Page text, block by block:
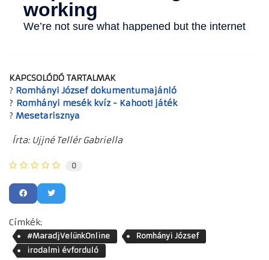
KAPCSOLÓDÓ TARTALMAK
? Romhányi József dokumentumajánló
? Romhányi mesék kvíz - Kahoot! játék
? Mesetarisznya
Írta: Ujjné Tellér Gabriella
0
Címkék:
#MaradjVelünkOnline
Romhányi József
irodalmi évforduló